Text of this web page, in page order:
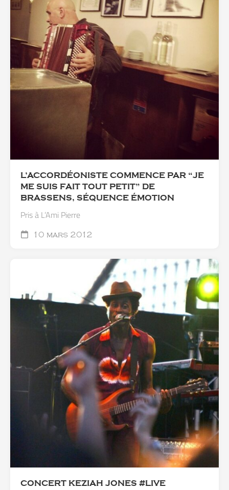
L’ACCORDÉONISTE COMMENCE PAR “JE
ME SUIS FAIT TOUT PETIT” DE
BRASSENS, SÉQUENCE ÉMOTION
Pris à L’Ami Pierre
10 mars 2012
CONCERT KEZIAH JONES #LIVE